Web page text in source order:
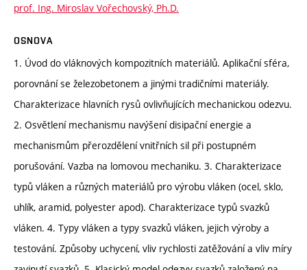
prof. Ing. Miroslav Vořechovský, Ph.D.
OSNOVA
1. Úvod do vláknových kompozitních materiálů. Aplikační sféra,
porovnání se železobetonem a jinými tradičními materiály.
Charakterizace hlavních rysů ovlivňujících mechanickou odezvu.
2. Osvětlení mechanismu navýšení disipační energie a
mechanismům přerozdělení vnitřních sil při postupném
porušování. Vazba na lomovou mechaniku. 3. Charakterizace
typů vláken a různých materiálů pro výrobu vláken (ocel, sklo,
uhlík, aramid, polyester apod). Charakterizace typů svazků
vláken. 4. Typy vláken a typy svazků vláken, jejich výroby a
testování. Způsoby uchycení, vliv rychlosti zatěžování a vliv míry